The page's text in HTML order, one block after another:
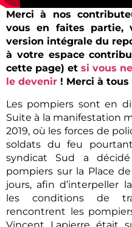
Merci à nos
vous en faites partie,
version intégrale du
à votre espace
cette page) et si vous
le devenir ! Merci à
Les pompiers sont en
Suite à la manifestation
2019, où les forces de
soldats du feu
syndicat Sud a
pompiers sur la Place
jours, afin d’interpeller
les conditions de
rencontrent les